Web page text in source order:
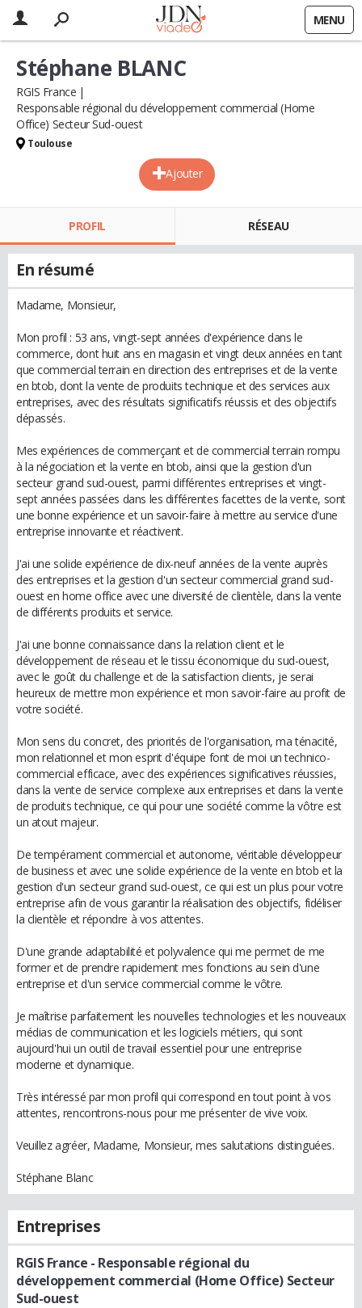
MENU
Ajouter
Stéphane BLANC
RGIS France
Responsable régional du développement commercial (Home
Office) Secteur Sud-ouest
Toulouse
PROFIL RÉSEAU
En résumé
Madame, Monsieur,
Mon profil : 53 ans, vingt-sept années d'expérience dans le
commerce, dont huit ans en magasin et vingt deux années en tant
que commercial terrain en direction des entreprises et de la vente
en btob, dont la vente de produits technique et des services aux
entreprises, avec des résultats significatifs réussis et des objectifs
dépassés.
Mes expériences de commerçant et de commercial terrain rompu
à la négociation et la vente en btob, ainsi que la gestion d'un
secteur grand sud-ouest, parmi différentes entreprises et vingt-
sept années passées dans les différentes facettes de la vente, sont
une bonne expérience et un savoir-faire à mettre au service d'une
entreprise innovante et réactivent.
J'ai une solide expérience de dix-neuf années de la vente auprès
des entreprises et la gestion d'un secteur commercial grand sud-
ouest en home office avec une diversité de clientèle, dans la vente
de différents produits et service.
J'ai une bonne connaissance dans la relation client et le
développement de réseau et le tissu économique du sud-ouest,
avec le goût du challenge et de la satisfaction clients, je serai
heureux de mettre mon expérience et mon savoir-faire au profit de
votre société.
Mon sens du concret, des priorités de l'organisation, ma ténacité,
mon relationnel et mon esprit d'équipe font de moi un technico-
commercial efficace, avec des expériences significatives réussies,
dans la vente de service complexe aux entreprises et dans la vente
de produits technique, ce qui pour une société comme la vôtre est
un atout majeur.
De tempérament commercial et autonome, véritable développeur
de business et avec une solide expérience de la vente en btob et la
gestion d'un secteur grand sud-ouest, ce qui est un plus pour votre
entreprise afin de vous garantir la réalisation des objectifs, fidéliser
la clientèle et répondre à vos attentes.
D'une grande adaptabilité et polyvalence qui me permet de me
former et de prendre rapidement mes fonctions au sein d'une
entreprise et d'un service commercial comme le vôtre.
Je maîtrise parfaitement les nouvelles technologies et les nouveaux
médias de communication et les logiciels métiers, qui sont
aujourd'hui un outil de travail essentiel pour une entreprise
moderne et dynamique.
Très intéressé par mon profil qui correspond en tout point à vos
attentes, rencontrons-nous pour me présenter de vive voix.
Veuillez agréer, Madame, Monsieur, mes salutations distinguées.
Stéphane Blanc
Entreprises
RGIS France - Responsable régional du
développement commercial (Home Office) Secteur
Sud-ouest